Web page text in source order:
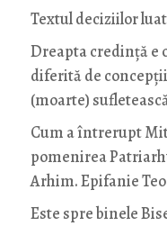
Textul deciziilor
Dreapta credință e
diferită de
(moarte)
Cum a întrerupt
pomenirea
Arhim. Epifanie
Este spre binele